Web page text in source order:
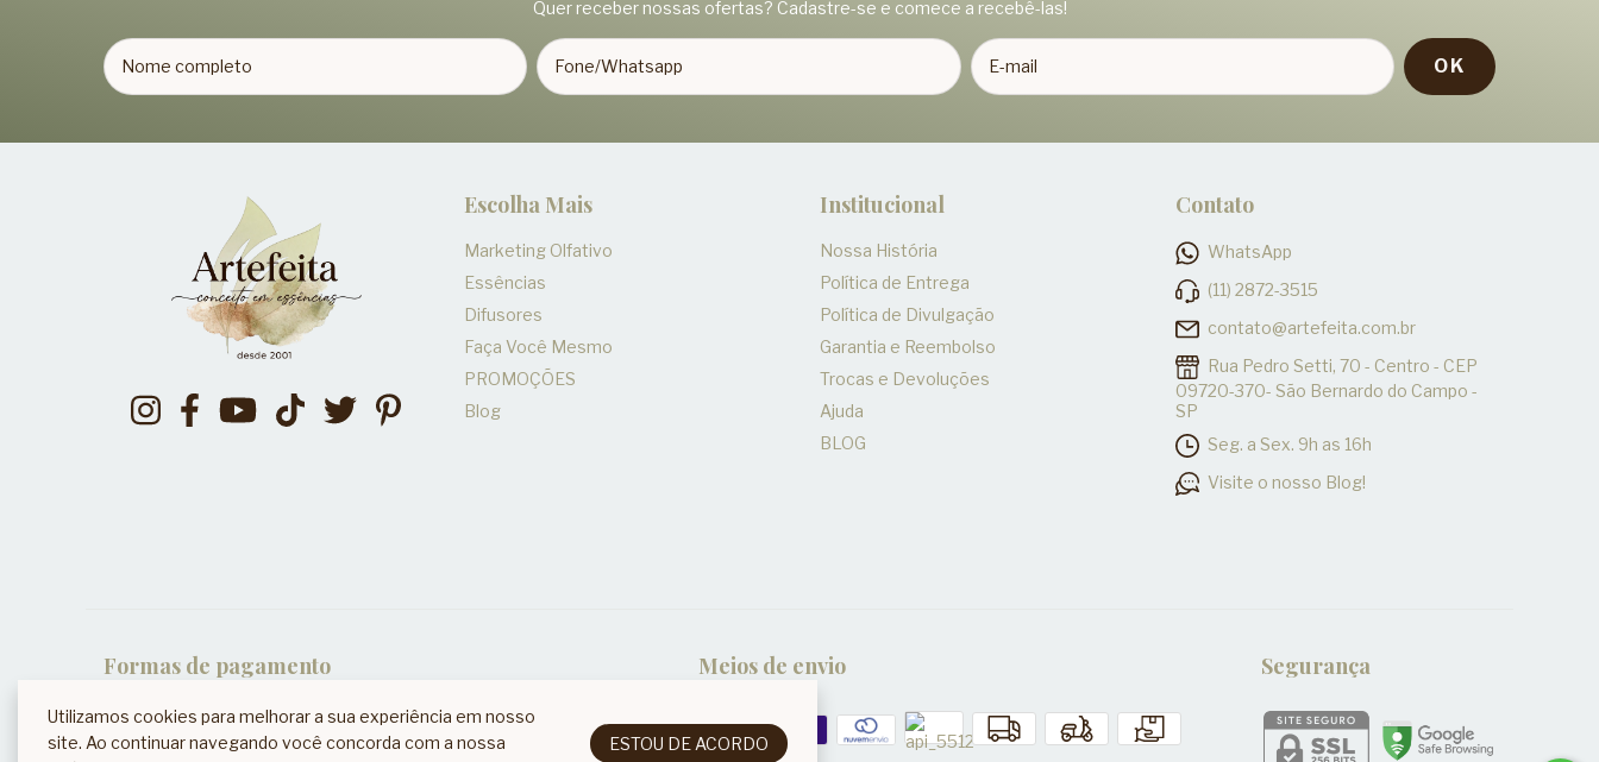
Quer receber nossas ofertas? Cadastre-se e comece a recebê-las!
Escolha Mais
Marketing Olfativo
Essências
Difusores
Faça Você Mesmo
PROMOÇÕES
Blog
Institucional
Nossa História
Política de Entrega
Política de Divulgação
Garantia e Reembolso
Trocas e Devoluções
Ajuda
BLOG
Contato
WhatsApp
(11) 2872-3515
contato@artefeita.com.br
Rua Pedro Setti, 70 - Centro - CEP
09720-370- São Bernardo do Campo -
SP
Seg. a Sex. 9h as 16h
Visite o nosso Blog!
Formas de pagamento Meios de envio Segurança
Utilizamos cookies para melhorar a sua experiência em nosso
site. Ao continuar navegando você concorda com a nossa
ESTOU DE ACORDO